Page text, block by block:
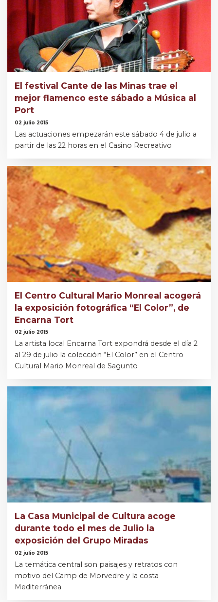
El festival Cante de las Minas trae el
mejor flamenco este sábado a Música al
Port
02 julio 2015
Las actuaciones empezarán este sábado 4 de julio a
partir de las 22 horas en el Casino Recreativo
El Centro Cultural Mario Monreal acogerá
la exposición fotográfica “El Color”, de
Encarna Tort
02 julio 2015
La artista local Encarna Tort expondrá desde el día 2
al 29 de julio la colección “El Color” en el Centro
Cultural Mario Monreal de Sagunto
La Casa Municipal de Cultura acoge
durante todo el mes de Julio la
exposición del Grupo Miradas
02 julio 2015
La temática central son paisajes y retratos con
motivo del Camp de Morvedre y la costa
Mediterránea